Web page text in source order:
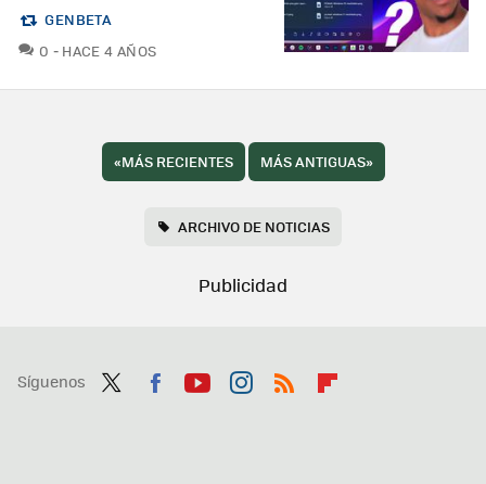
GENBETA
0 COMENTARIOS
HACE 4 AÑOS
«MÁS RECIENTES MÁS ANTIGUAS»
ARCHIVO DE NOTICIAS
Síguenos